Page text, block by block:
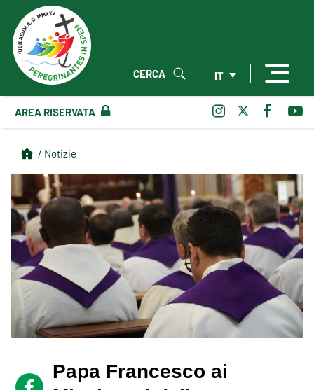
IT
CERCA
AREA RISERVATA
/ Notizie
Papa Francesco ai